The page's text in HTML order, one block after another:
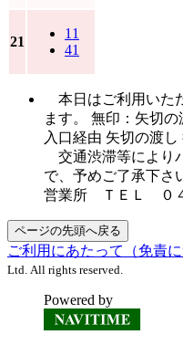
21
11
41
本日はご利用いた
ます。 無印：矢切
入口経由 矢切の渡
交通渋滞等により
で、予めご了承下
営業所 ＴＥＬ ０４
ページの先頭へ戻る
ご利用にあたって（免責に
Ltd. All rights reserved.
Powered by